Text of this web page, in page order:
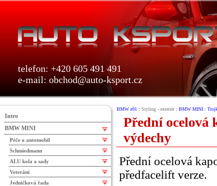
telefon: +420 605 491 491
e-mail: obchod@auto-ksport.cz
BMW e91 : Styling - exteriér: BMW MINI :
Přední ocelová
výdechy
Přední ocelová
předfacelift verze.
Intro
BMW MINI
Péče o automobil
Schmiedmann
ALU kola a sady
Veteráni
Jedničková řada